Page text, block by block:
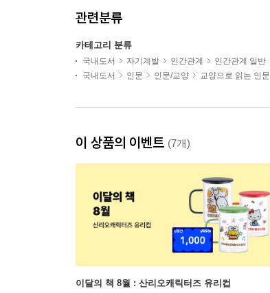
관련분류
카테고리 분류
국내도서 자기계발 인간관계
인간관계 일반
국내도서
인문 인문/교양 교양으로 읽는 인문
이 상품의 이벤트 (7개)
이달의 책 8월 : 산리오캐릭터즈 유리컵